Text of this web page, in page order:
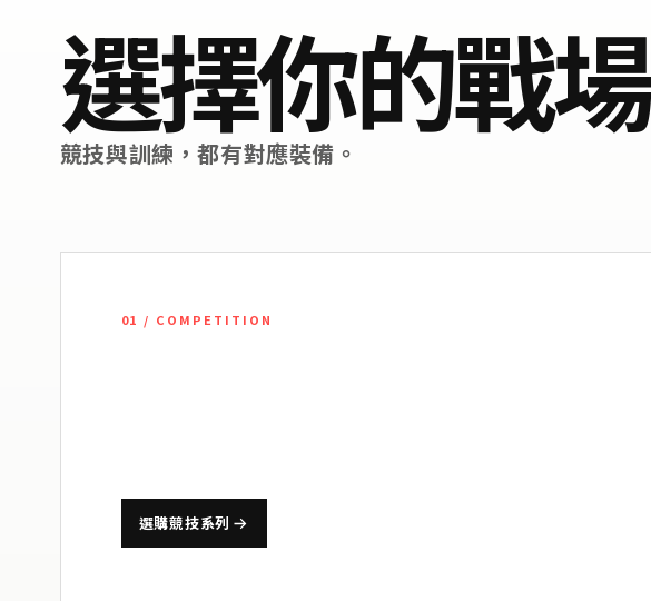
選擇你的戰場
競技與訓練，都有對應裝備。
01 / COMPETITION
選購競技系列